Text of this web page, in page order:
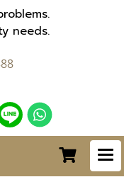
needs.